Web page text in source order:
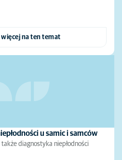
więcej na ten temat
u samic i samców
diagnostyka niepłodności